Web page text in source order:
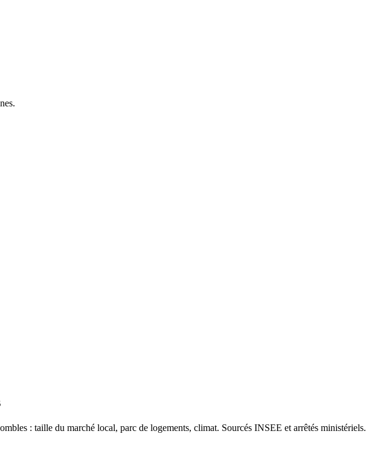
.
: taille du marché local, parc de logements, climat. Sourcés INSEE et arrêtés ministériels.